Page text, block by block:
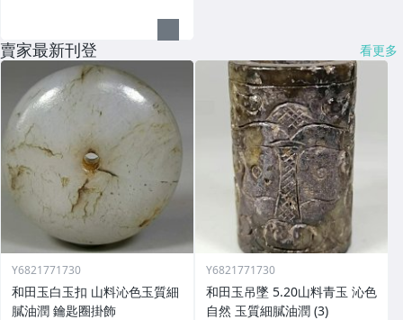
賣家最新刊登 看更多
Y6821771730
和田玉白玉扣 山料沁色玉質細
膩油潤 鑰匙圈掛飾
Y6821771730
和田玉吊墜 5.20山料青玉 沁色
自然 玉質細膩油潤 (3)